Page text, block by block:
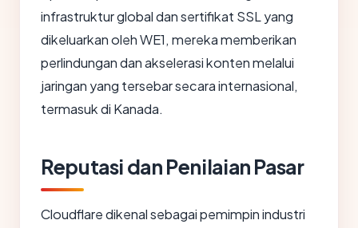
infrastruktur global dan sertifikat SSL yang
dikeluarkan oleh WE1, mereka memberikan
perlindungan dan akselerasi konten melalui
jaringan yang tersebar secara internasional,
termasuk di Kanada.
Reputasi dan Penilaian Pasar
Cloudflare dikenal sebagai pemimpin industri